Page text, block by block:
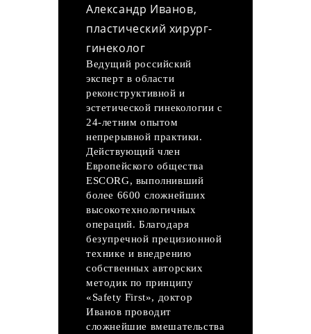
Александр Иванов,
пластический хирург-
гинеколог
Ведущий российский
эксперт в области
реконструктивной и
эстетической гинекологии с
24-летним опытом
непрерывной практики.
Действующий член
Европейского общества
ESCORG, выполнивший
более 6600 сложнейших
высокотехнологичных
операций. Благодаря
безупречной прецизионной
технике и внедрению
собственных авторских
методик по принципу
«Safety First», доктор
Иванов проводит
сложнейшие вмешательства